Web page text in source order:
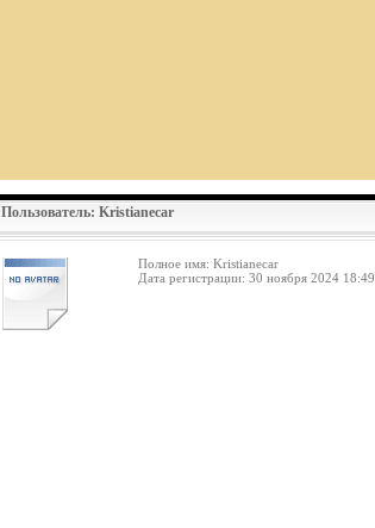
Пользователь: Kristianecar
Полное имя: Kristianecar
Дата регистрации: 30 ноября 2024 18:49